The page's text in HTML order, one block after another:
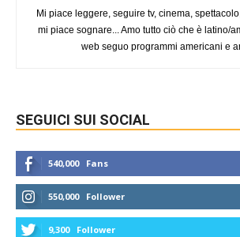
Mi piace leggere, seguire tv, cinema,
mi piace sognare... Amo tutto ciò che è latino/
web seguo programmi americani e
SEGUICI SUI SOCIAL
540,000 Fans
550,000 Follower
9,300 Follower